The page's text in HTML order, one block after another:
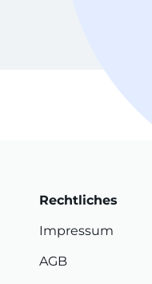
Rechtliches
Impressum
AGB